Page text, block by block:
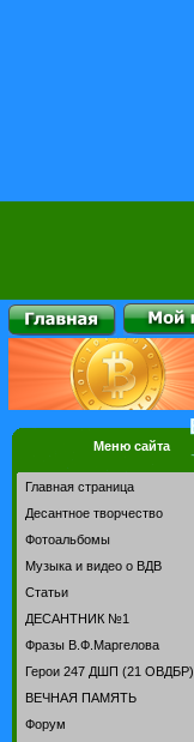
Меню сайта
Главная страница
Десантное творчество
Фотоальбомы
Музыка и видео о ВДВ
Статьи
ДЕСАНТНИК №1
Фразы В.Ф.Маргелова
Герои 247 ДШП (21 ОВДБР)
ВЕЧНАЯ ПАМЯТЬ
Форум